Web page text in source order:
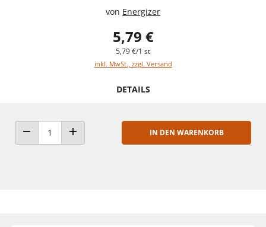
von Energizer
5,79 €
5,79 €/1 st
inkl. MwSt., zzgl. Versand
DETAILS
ANZAHL VERRINGERNANZAHL ERHÖHEN
IN DEN WARENKORB